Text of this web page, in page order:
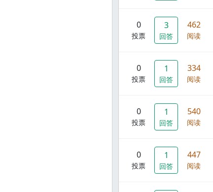
0
投票
3
回答
462
阅读
0
投票
1
回答
334
阅读
0
投票
1
回答
540
阅读
0
投票
1
回答
447
阅读